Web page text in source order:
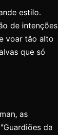
estilo.
de intenções
voar tão alto
que só
as
da